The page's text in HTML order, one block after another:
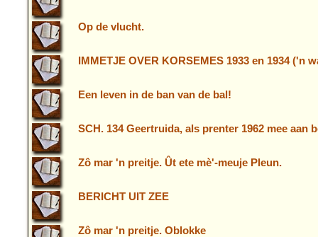
Op de vlucht.
IMMETJE OVER KORSEMES 1933 en 1934 ('n
Een leven in de ban van de bal!
SCH. 134 Geertruida, als prenter 1962 mee aan
Zô mar 'n preitje. Ût ete mè'-meuje Pleun.
BERICHT UIT ZEE
Zô mar 'n preitje. Oblokke